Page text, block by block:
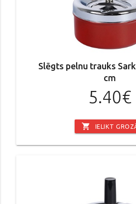
Slēgts pelnu trauks
cm
5.40€
shopping_cart IELIKT